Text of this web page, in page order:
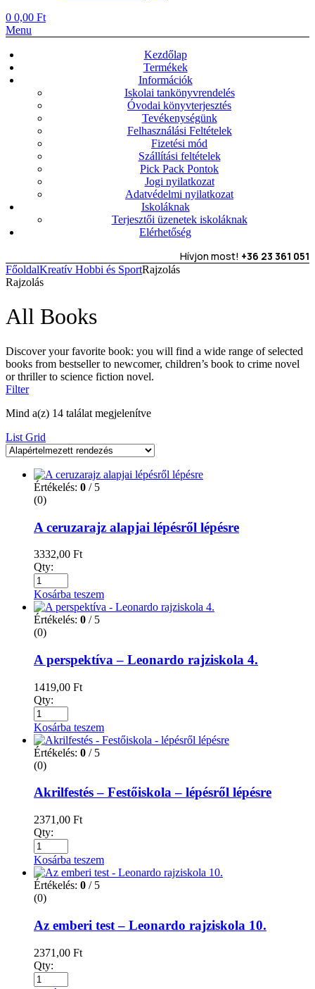
0 0,00 Ft
Menu
Kezdőlap
Termékek
Információk
Iskolai tankönyvrendelés
Óvodai könyvterjesztés
Tevékenységünk
Felhasználási Feltételek
Fizetési mód
Szállítási feltételek
Pick Pack Pontok
Jogi nyilatkozat
Adatvédelmi nyilatkozat
Iskoláknak
Terjesztői üzenetek iskoláknak
Elérhetőség
Hívjon most! +36 23 361 051
FőoldalKreatív Hobbi és SportRajzolás
Rajzolás
All Books
Discover your favorite book: you will find a wide range of selected
books from bestseller to newcomer, children’s book to crime novel
or thriller to science fiction novel.
Filter
Mind a(z) 14 találat megjelenítve
List Grid
Értékelés: 0 / 5
(0)
A ceruzarajz alapjai lépésről lépésre
3332,00 Ft
Qty:
Kosárba teszem
Értékelés: 0 / 5
(0)
A perspektíva – Leonardo rajziskola 4.
1419,00 Ft
Qty:
Kosárba teszem
Értékelés: 0 / 5
(0)
Akrilfestés – Festőiskola – lépésről lépésre
2371,00 Ft
Qty:
Kosárba teszem
Értékelés: 0 / 5
(0)
Az emberi test – Leonardo rajziskola 10.
2371,00 Ft
Qty: